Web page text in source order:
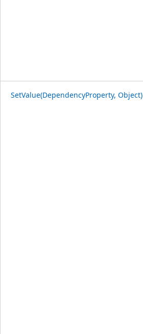
SetValue(DependencyProperty, Object)